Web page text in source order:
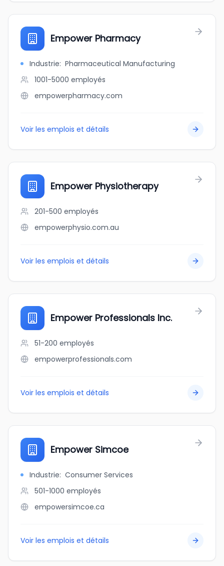
Empower Pharmacy
Industrie: Pharmaceutical Manufacturing
1001-5000 employés
empowerpharmacy.com
Voir les emplois et détails
Empower Physiotherapy
201-500 employés
empowerphysio.com.au
Voir les emplois et détails
Empower Professionals Inc.
51-200 employés
empowerprofessionals.com
Voir les emplois et détails
Empower Simcoe
Industrie: Consumer Services
501-1000 employés
empowersimcoe.ca
Voir les emplois et détails